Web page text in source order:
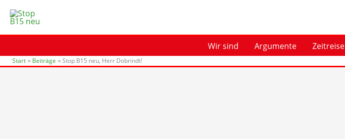
Inhalt
springen
Wir sind
Argumente Zeitreise
Start Beiträge Stop B15 neu, Herr Dobrindt!